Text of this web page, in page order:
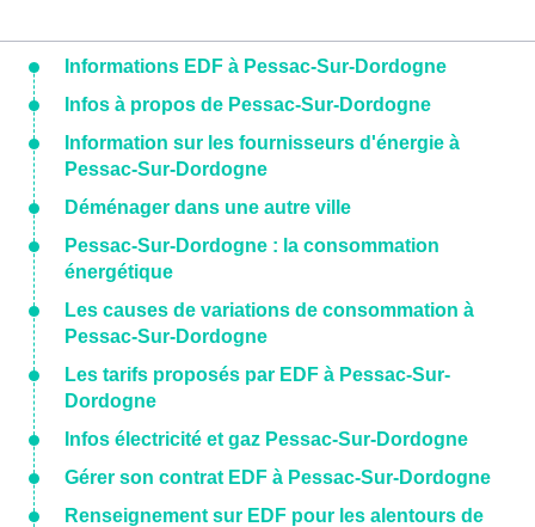
Informations EDF à Pessac-Sur-Dordogne
Infos à propos de Pessac-Sur-Dordogne
Information sur les fournisseurs d'énergie à
Pessac-Sur-Dordogne
Déménager dans une autre ville
Pessac-Sur-Dordogne : la consommation
énergétique
Les causes de variations de consommation à
Pessac-Sur-Dordogne
Les tarifs proposés par EDF à Pessac-Sur-
Dordogne
Infos électricité et gaz Pessac-Sur-Dordogne
Gérer son contrat EDF à Pessac-Sur-Dordogne
Renseignement sur EDF pour les alentours de